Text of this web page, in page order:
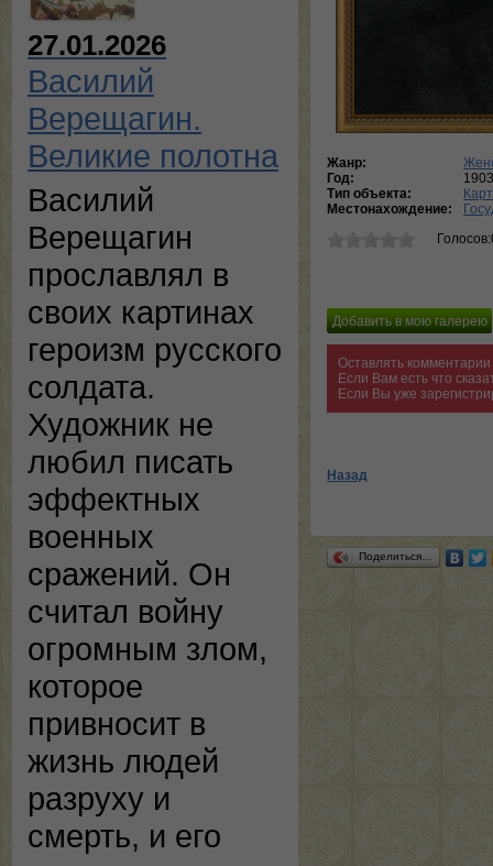
27.01.2026
Василий
Верещагин.
Великие полотна
Василий
Верещагин
прославлял в
своих картинах
героизм русского
солдата.
Художник не
любил писать
эффектных
военных
сражений. Он
считал войну
огромным злом,
которое
привносит в
жизнь людей
разруху и
смерть, и его
Жанр:
Год:
1903
Тип объекта:
Местонахождение:
Оставлять
Если Вам есть что
Если Вы уже
Назад
Поделиться…